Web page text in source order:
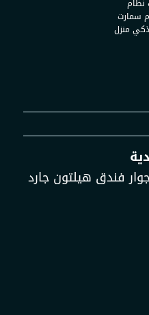
فندق هيلتون جارد